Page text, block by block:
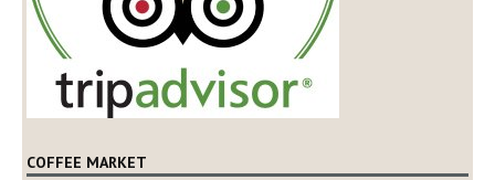
COFFEE MARKET